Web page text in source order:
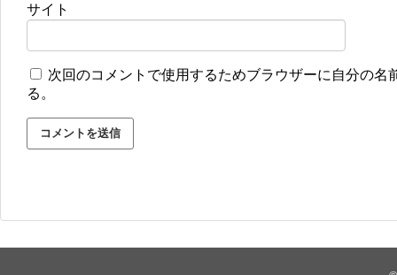
サイト
次回のコメントで使用するためブラウザーに自分の名
る。